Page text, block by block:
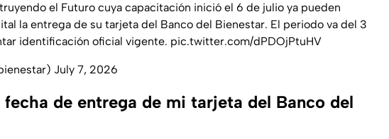
el Futuro cuya capacitación inició el 6 de julio ya pueden
la entrega de su tarjeta del Banco del Bienestar. El periodo va del 3
identificación oficial vigente. pic.twitter.com/dPDOjPtuHV
July 7, 2026
de entrega de mi tarjeta del Banco del